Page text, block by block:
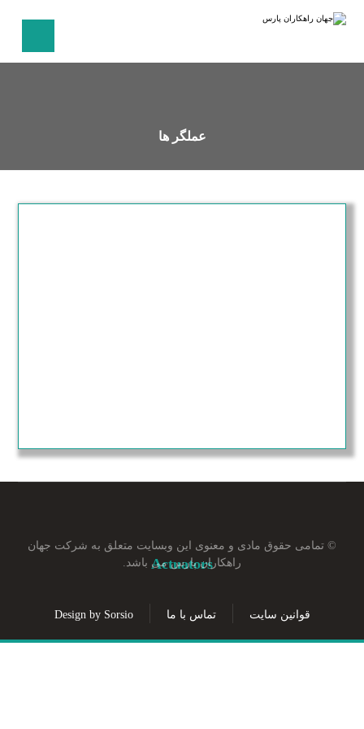
عملگر ها
Actuators
© تمامی حقوق مادی و معنوی این وبسایت متعلق به شرکت جهان
راهکاران پارس می باشد.
Design by Sorsio تماس با ما قوانین سایت